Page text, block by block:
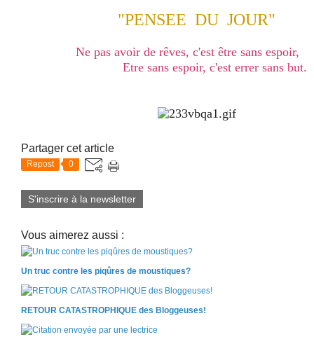
"PENSEE DU JOUR"
Ne pas avoir de rêves, c'est être sans espoir,
Etre sans espoir, c'est errer sans but.
Partager cet article
Repost 0
S'inscrire à la newsletter
Vous aimerez aussi :
Un truc contre les piqûres de moustiques?
RETOUR CATASTROPHIQUE des Bloggeuses!